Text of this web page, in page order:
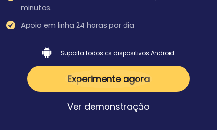
minutos.
Apoio em linha 24 horas por dia
Suporta todos os dispositivos Android
Experimente agora
Ver demonstração